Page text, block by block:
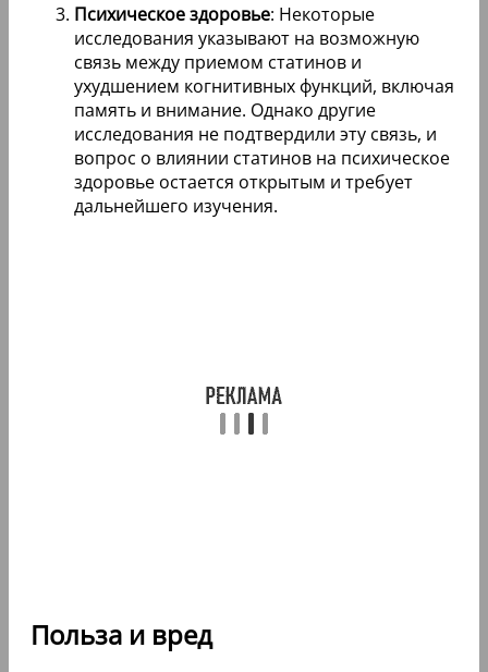
Психическое здоровье: Некоторые
исследования указывают на возможную
связь между приемом статинов и
ухудшением когнитивных функций, включая
память и внимание. Однако другие
исследования не подтвердили эту связь, и
вопрос о влиянии статинов на психическое
здоровье остается открытым и требует
дальнейшего изучения.
Польза и вред